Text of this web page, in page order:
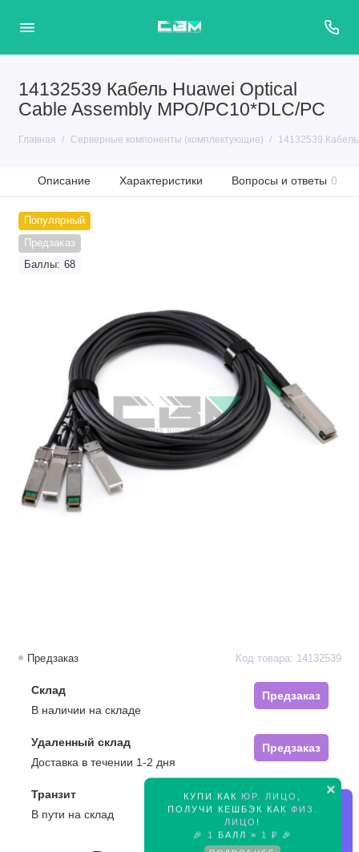
14132539 Кабель Huawei Optical
Cable Assembly MPO/PC10*DLC/PC
Главная Серверные компоненты (комплектующие) 14132539
Описание Характеристики Вопросы и ответы 0
Популярный
Предзаказ
Баллы: 68
×
КУПИ КАК ЮР. ЛИЦО
ПОЛУЧИ КЕШБЭК КАК ФИЗ.
ЛИЦО !
🎉
1 БАЛЛ = 1 ₽ 🎉
Предзаказ Код товара: 14132539
Склад
Предзаказ
В наличии на складе
Удаленный склад
Предзаказ
Доставка в течении 1-2 дня
Транзит
Предзаказ
В пути на склад